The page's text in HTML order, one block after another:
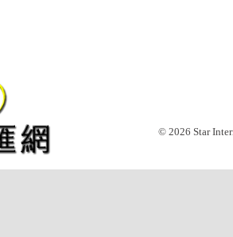
© 2026 Star